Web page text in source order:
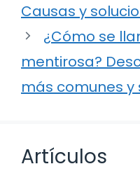
Causas y
¿Cómo se
mentirosa?
más comunes y
Artículos